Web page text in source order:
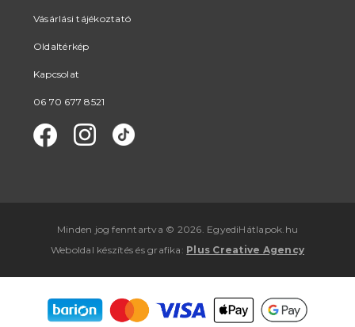
Vásárlási tájékoztató
Oldaltérkép
Kapcsolat
06 70 677 8521
Minden jog fenntartva © 2026. EgyediHátlapok.hu
Weboldal készítés ésgrafika : Plus Creative Agency